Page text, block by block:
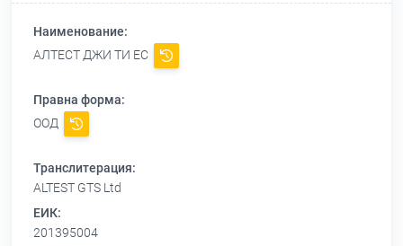
Наименование:
АЛТЕСТ ДЖИ ТИ ЕС
Правна форма:
ООД
Транслитерация:
ALTEST GTS Ltd
ЕИК:
201395004